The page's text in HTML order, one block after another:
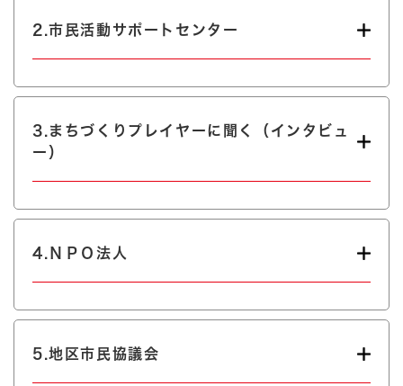
2.市民活動サポートセンター
3.まちづくりプレイヤーに聞く（インタビュ
ー）
4.ＮＰＯ法人
5.地区市民協議会